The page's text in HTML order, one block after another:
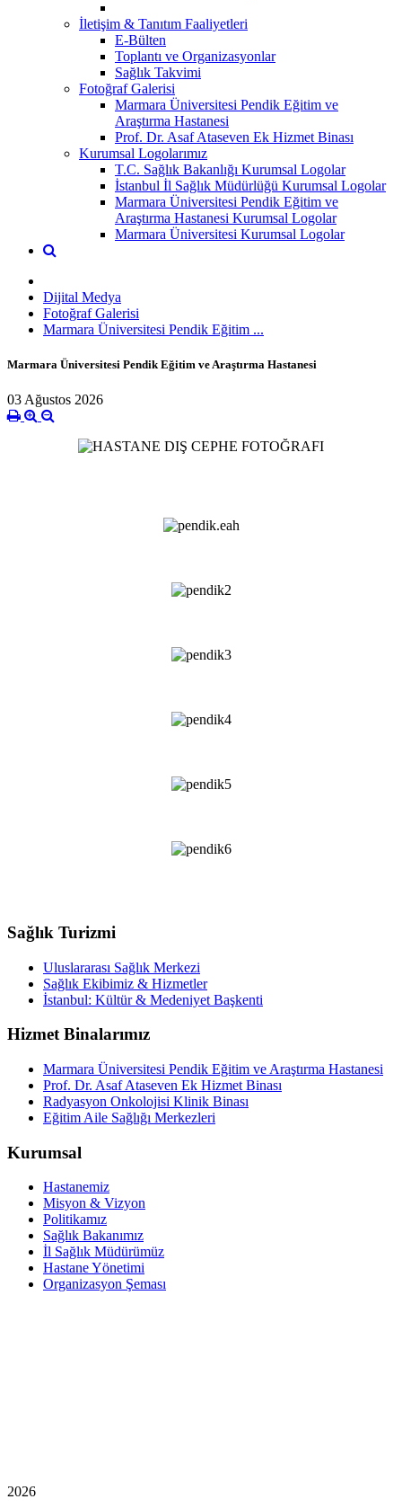
İletişim & Tanıtım Faaliyetleri
E-Bülten
Toplantı ve Organizasyonlar
Sağlık Takvimi
Fotoğraf Galerisi
Marmara Üniversitesi Pendik Eğitim ve
Araştırma Hastanesi
Prof. Dr. Asaf Ataseven Ek Hizmet Binası
Kurumsal Logolarımız
T.C. Sağlık Bakanlığı Kurumsal Logolar
İstanbul İl Sağlık Müdürlüğü Kurumsal Logolar
Marmara Üniversitesi Pendik Eğitim ve
Araştırma Hastanesi Kurumsal Logolar
Marmara Üniversitesi Kurumsal Logolar
Dijital Medya
Fotoğraf Galerisi
Marmara Üniversitesi Pendik Eğitim ...
Marmara Üniversitesi Pendik Eğitim ve Araştırma Hastanesi
03 Ağustos 2026
Sağlık Turizmi
Uluslararası Sağlık Merkezi
Sağlık Ekibimiz & Hizmetler
İstanbul: Kültür & Medeniyet Başkenti
Hizmet Binalarımız
Marmara Üniversitesi Pendik Eğitim ve Araştırma Hastanesi
Prof. Dr. Asaf Ataseven Ek Hizmet Binası
Radyasyon Onkolojisi Klinik Binası
Eğitim Aile Sağlığı Merkezleri
Kurumsal
Hastanemiz
Misyon & Vizyon
Politikamız
Sağlık Bakanımız
İl Sağlık Müdürümüz
Hastane Yönetimi
Organizasyon Şeması
2026